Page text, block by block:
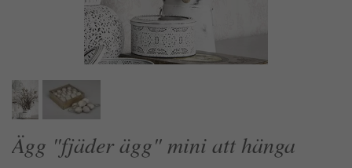
Ägg "fjäder ägg" mini att hänga